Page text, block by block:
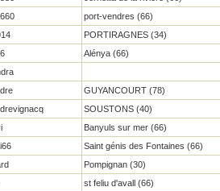
port-vendres (66)
PORTIRAGNES (34)
Alénya (66)
GUYANCOURT (78)
SOUSTONS (40)
Banyuls sur mer (66)
Saint génis des Fontaines (66)
Pompignan (30)
st feliu d'avall (66)